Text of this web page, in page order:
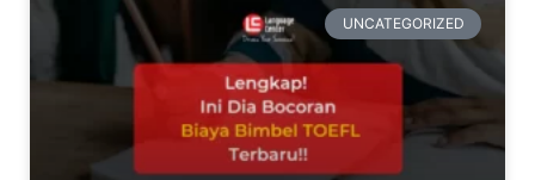
UNCATEGORIZED